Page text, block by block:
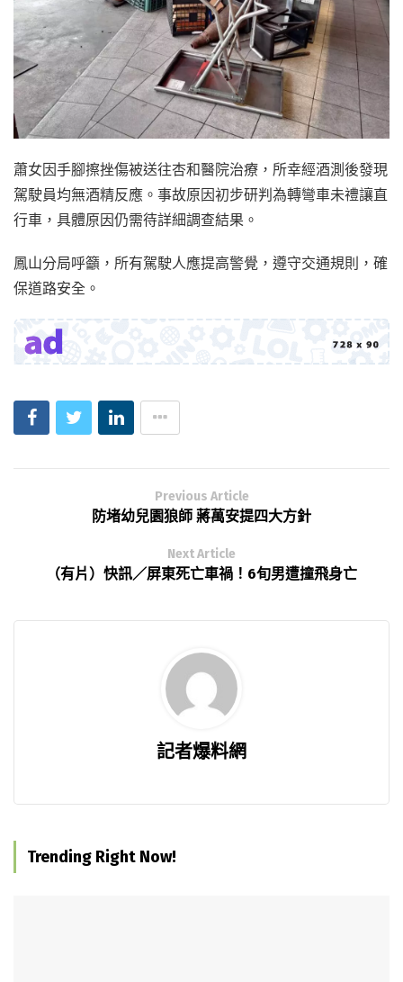
蕭女因手腳擦挫傷被送往杏和醫院治療，所幸經酒測後發現
駕駛員均無酒精反應。事故原因初步研判為轉彎車未禮讓直
行車，具體原因仍需待詳細調查結果。
鳳山分局呼籲，所有駕駛人應提高警覺，遵守交通規則，確
保道路安全。
Previous Article
防堵幼兒園狼師 蔣萬安提四大方針
Next Article
（有片）快訊／屏東死亡車禍！6旬男遭撞飛身亡
記者爆料網
Trending Right Now!